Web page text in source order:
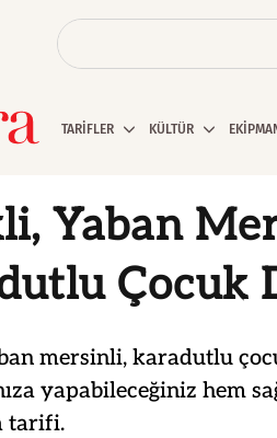
TARİFLER KÜLTÜR
Yaban
Çocuk
mersinli, karadutlu
yapabileceğiniz hem
tarifi.